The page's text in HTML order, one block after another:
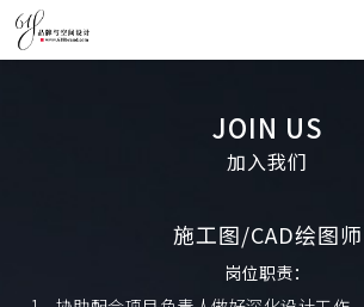
JOIN US
加入我们
施工图/CAD绘图师
岗位职责：